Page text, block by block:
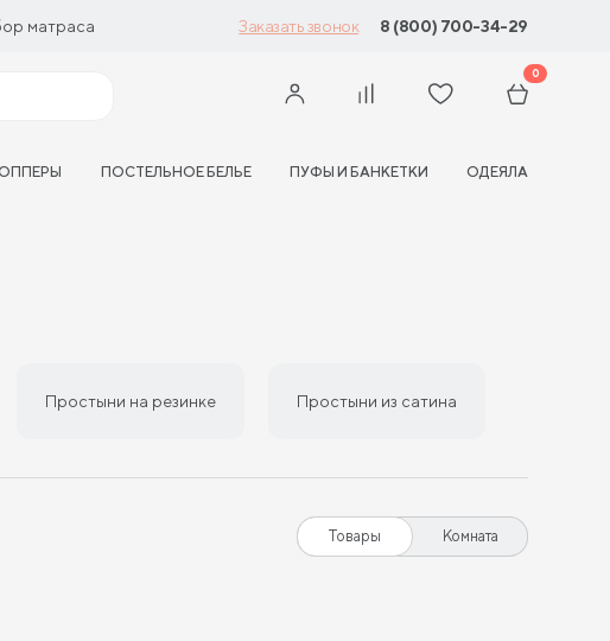
матраса Заказать звонок 8 (800) 700-34-29
0
ПОСТЕЛЬНОЕ БЕЛЬЕ ПУФЫ И БАНКЕТКИ ОДЕЯЛА
Простыни на резинке Простыни из сатина
Товары Комната